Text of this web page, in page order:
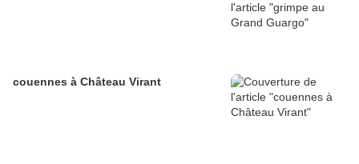
couennes à Château Virant